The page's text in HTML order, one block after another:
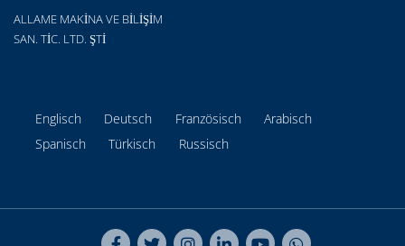
ALLAME MAKİNA VE BİLİŞİM
SAN. TİC. LTD. ŞTİ
Englisch Deutsch Französisch
Arabisch
Spanisch
Türkisch Russisch